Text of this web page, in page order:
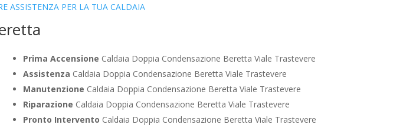
ASSISTENZA PER LA TUA CALDAIA
Prima Accensione Caldaia Doppia Condensazione Beretta Viale Trastevere
Assistenza Caldaia Doppia Condensazione Beretta Viale Trastevere
Manutenzione Caldaia Doppia Condensazione Beretta Viale Trastevere
Riparazione Caldaia Doppia Condensazione Beretta Viale Trastevere
Pronto Intervento Caldaia Doppia Condensazione Beretta Viale Trastevere